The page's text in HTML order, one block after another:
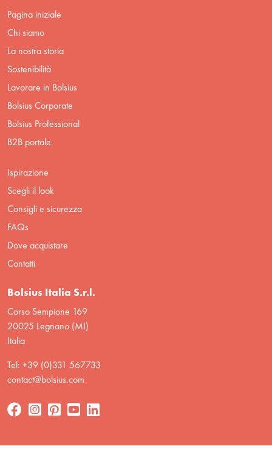
Pagina iniziale
Chi siamo
La nostra storia
Sostenibilità
Lavorare in Bolsius
Bolsius Corporate
Bolsius Professional
B2B portale
Ispirazione
Scegli il look
Consigli e sicurezza
FAQs
Dove acquistare
Contatti
Bolsius Italia S.r.l.
Corso Sempione 169
20025 Legnano (MI)
Italia
Tel: +39 (0)331 567733
contact@bolsius.com